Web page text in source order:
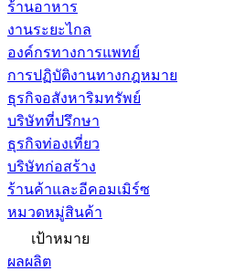
ร้านอาหาร
งานระยะไกล
องค์กรทางการแพทย์
การปฏิบัติงานทางกฎหมาย
ธุรกิจอสังหาริมทรัพย์
บริษัทที่ปรึกษา
ธุรกิจท่องเที่ยว
บริษัทก่อสร้าง
ร้านค้าและอีคอมเมิร์ซ
หมวดหมู่สินค้า
เป้าหมาย
ผลผลิต